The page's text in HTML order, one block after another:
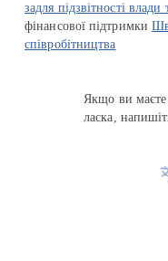
задля підзвітності влади
фінансової підтримки
співробітництва
Якщо ви маєте
ласка,